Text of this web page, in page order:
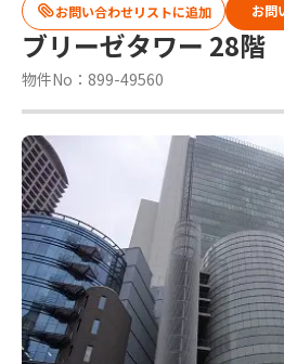
ブリーゼタワー 28階
物件No：899-49560
お問